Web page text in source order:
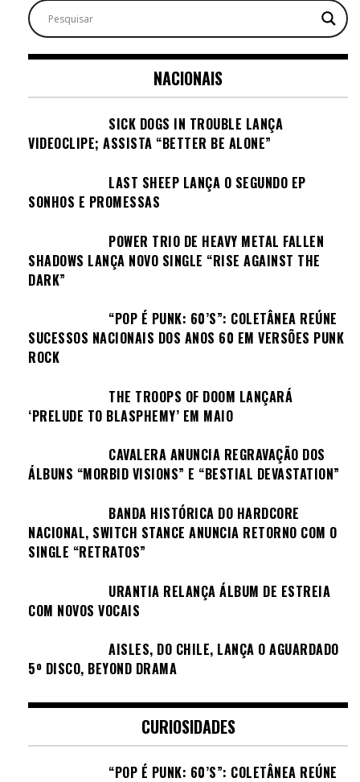
NACIONAIS
SICK DOGS IN TROUBLE LANÇA
VIDEOCLIPE; ASSISTA “BETTER BE ALONE”
LAST SHEEP LANÇA O SEGUNDO EP
SONHOS E PROMESSAS
POWER TRIO DE HEAVY METAL FALLEN
SHADOWS LANÇA NOVO SINGLE “RISE AGAINST THE
DARK”
“POP É PUNK: 60’S”: COLETÂNEA REÚNE
SUCESSOS NACIONAIS DOS ANOS 60 EM VERSÕES PUNK
ROCK
THE TROOPS OF DOOM LANÇARÁ
‘PRELUDE TO BLASPHEMY’ EM MAIO
CAVALERA ANUNCIA REGRAVAÇÃO DOS
ÁLBUNS “MORBID VISIONS” E “BESTIAL DEVASTATION”
BANDA HISTÓRICA DO HARDCORE
NACIONAL, SWITCH STANCE ANUNCIA RETORNO COM O
SINGLE “RETRATOS”
URANTIA RELANÇA ÁLBUM DE ESTREIA
COM NOVOS VOCAIS
AISLES, DO CHILE, LANÇA O AGUARDADO
5º DISCO, BEYOND DRAMA
CURIOSIDADES
“POP É PUNK: 60’S”: COLETÂNEA REÚNE